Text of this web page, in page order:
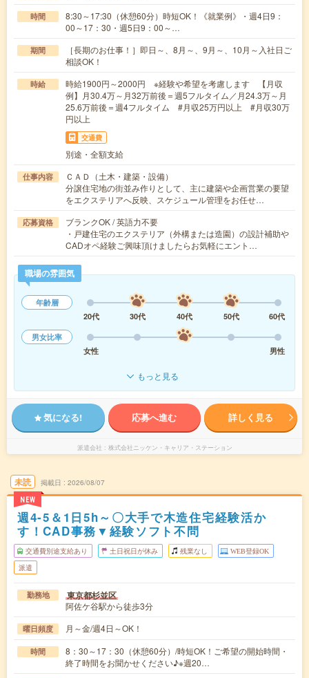
時間
8:30～17:30（休憩60分）時短OK！《就業例》・週4日9：
00～17：30・週5日9：00～…
期間
［長期のお仕事！］即日～、8月～、9月～、10月～入社日ご
相談OK！
時給
時給1900円～2000円 ※経験や希望を考慮します 【月収
例】月30.4万～月32万前後＝週5フルタイム／月24.3万～月
25.6万前後＝週4フルタイム #月収25万円以上 #月収30万
円以上
交通費
別途・全額支給
仕事内容
ＣＡＤ（土木・建築・設備）
分譲住宅地の街並み作りとして、主に建築や企画営業の要望
をエクステリアへ反映、スケジュール管理をお任せ…
応募資格
ブランクOK / 英語力不要
・戸建住宅のエクステリア（外構または造園）の設計補助や
CADオペ経験ご興味頂けましたらお気軽にエント…
職場の雰囲気
年齢層
20代
30代 40代 50代
60代
男女比率
女性
男性
もっと見る
気になる! 応募へ進む 詳しく見る
派遣会社 株式会社ニッケン・キャリア・ステーション
未読
NEW
掲載日 2026/08/07
週4-5＆1日5h～〇大手で木造住宅経験活か
す！CAD事務▼経験ソフト不問
交通費別途支給あり 土日祝日が休み 残業なし WEB登録OK
派遣
勤務地 東京都杉並区
阿佐ケ谷駅から徒歩3分
曜日頻度 月～金/週4日～OK！
時間
8：30～17：30（休憩60分）/時短OK！ご希望の開始時間・
終了時間をお聞かせください♪※週20…